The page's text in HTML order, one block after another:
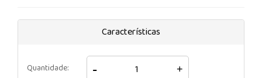
Características
Quantidade: - +